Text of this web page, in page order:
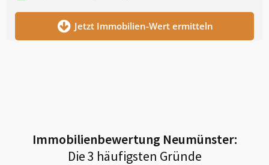
Jetzt Immobilien-Wert ermitteln
Immobilienbewertung Neumünster:
Die 3 häufigsten Gründe